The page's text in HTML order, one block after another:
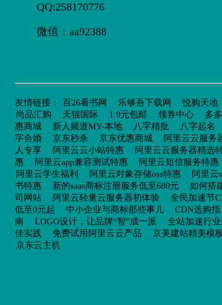
QQ:258170776
微信：aa92388
友情链接： 百26看书网 乐够吾下载网
悦购天地
尚品汇购
天猫国际 1.9元包邮 领券中心
多
惠商城
新人频道MY-本地 八字精批
八字起名
字合婚
京东秒杀 京东优惠商城
阿里云云服务
人专享
阿里云云小站特惠
阿里云云服务器精选
惠
阿里云app兼容测试特惠
阿里云短信服务特惠
阿里云学生福利
阿里云对象存储oss特惠
阿里云
书特惠
新的saas商标注册服务低至680元
如何搭
司网站
阿里云轻量云服务器初体验
全民加速节
低至0元起
中小企业与商标那些事儿
CDN选购指
南
LOGO设计，让品牌“智”成一派
全站加速行
佳实践
免费试用阿里云云产品
京美建站精美模
京东云主机